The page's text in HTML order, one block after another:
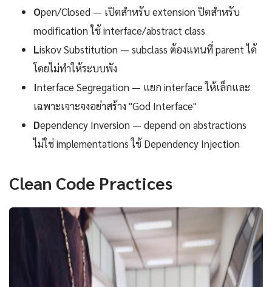
Open/Closed — เปิดสำหรับ extension ปิดสำหรับ
modification ใช้ interface/abstract class
Liskov Substitution — subclass ต้องแทนที่ parent ได้
โดยไม่ทำให้ระบบพัง
Interface Segregation — แยก interface ให้เล็กและ
เฉพาะเจาะจงอย่าสร้าง "God Interface"
Dependency Inversion — depend on abstractions
ไม่ใช่ implementations ใช้ Dependency Injection
Clean Code Practices